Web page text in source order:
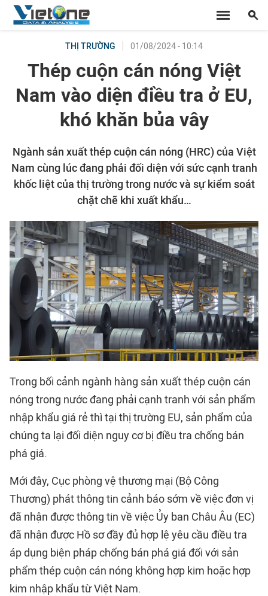
THỊ TRƯỜNG 01/08/2024 - 10:14
Thép cuộn cán nóng Việt
Nam vào diện điều tra ở EU,
khó khăn bủa vây
Ngành sản xuất thép cuộn cán nóng (HRC) của Việt
Nam cùng lúc đang phải đối diện với sức cạnh tranh
khốc liệt của thị trường trong nước và sự kiểm soát
chặt chẽ khi xuất khẩu…
Trong bối cảnh ngành hàng sản xuất thép cuộn cán
nóng trong nước đang phải cạnh tranh với sản phẩm
nhập khẩu giá rẻ thì tại thị trường EU, sản phẩm của
chúng ta lại đối diện nguy cơ bị điều tra chống bán
phá giá.
Mới đây, Cục phòng vệ thương mại (Bộ Công
Thương) phát thông tin cảnh báo sớm về việc đơn vị
đã nhận được thông tin về việc Ủy ban Châu Âu (EC)
đã nhận được Hồ sơ đầy đủ hợp lệ yêu cầu điều tra
áp dụng biện pháp chống bán phá giá đối với sản
phẩm thép cuộn cán nóng không hợp kim hoặc hợp
kim nhập khẩu từ Việt Nam.